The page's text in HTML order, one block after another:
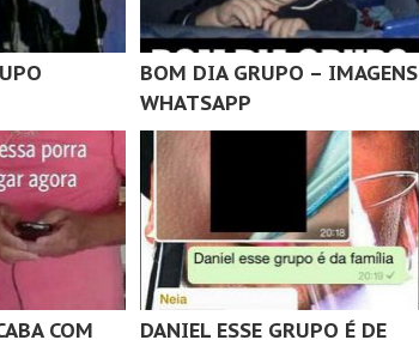
BOM DIA GRUPO – IMAGENS
WHATSAPP
COM DANIEL ESSE GRUPO É DE